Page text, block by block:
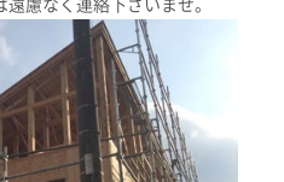
慮なく連絡下さいませ。